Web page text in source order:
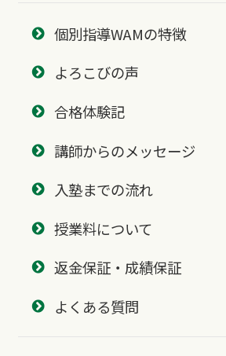
個別指導WAMの特徴
よろこびの声
合格体験記
講師からのメッセージ
入塾までの流れ
授業料について
返金保証・成績保証
よくある質問